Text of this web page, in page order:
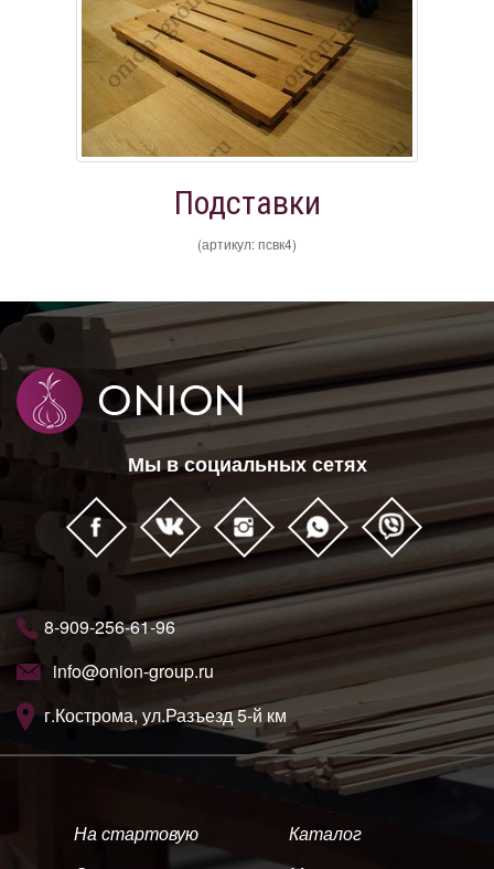
Подставки
(артикул: псвк4)
Мы в социальных сетях
8-909-256-61-96
info@onion-group.ru
г.Кострома, ул.Разъезд 5-й км
На стартовую
Каталог